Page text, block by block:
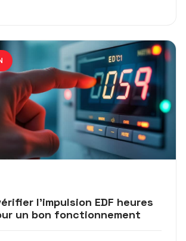
l’impulsion EDF heures
un bon fonctionnement